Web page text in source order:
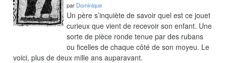
par Dominique
Un père s’inquiète de savoir quel est ce jouet
curieux que vient de recevoir son enfant. Une
sorte de pièce ronde tenue par des rubans
ou ficelles de chaque côté de son moyeu. Le
voici, plus de deux mille ans auparavant.